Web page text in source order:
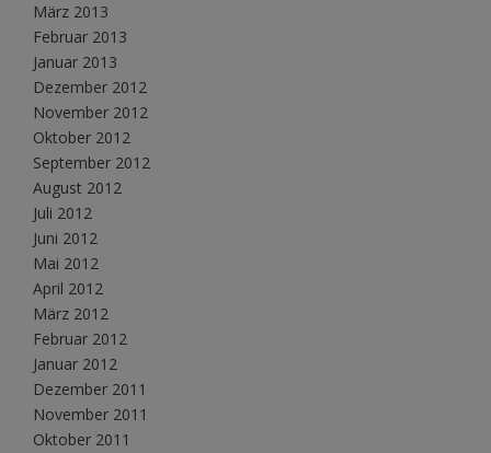
März 2013
Februar 2013
Januar 2013
Dezember 2012
November 2012
Oktober 2012
September 2012
August 2012
Juli 2012
Juni 2012
Mai 2012
April 2012
März 2012
Februar 2012
Januar 2012
Dezember 2011
November 2011
Oktober 2011